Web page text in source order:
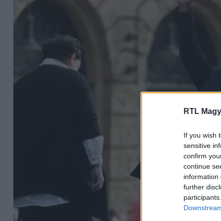
RTL
If you wish
sensitive
confirm
continue
information
further